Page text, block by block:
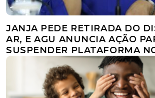
JANJA PEDE RETIRADA DO
AR, E AGU ANUNCIA AÇÃO
SUSPENDER PLATAFORMA